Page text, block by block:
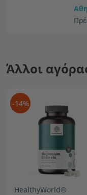
Άλλοι
-14%
HealthyWorld®